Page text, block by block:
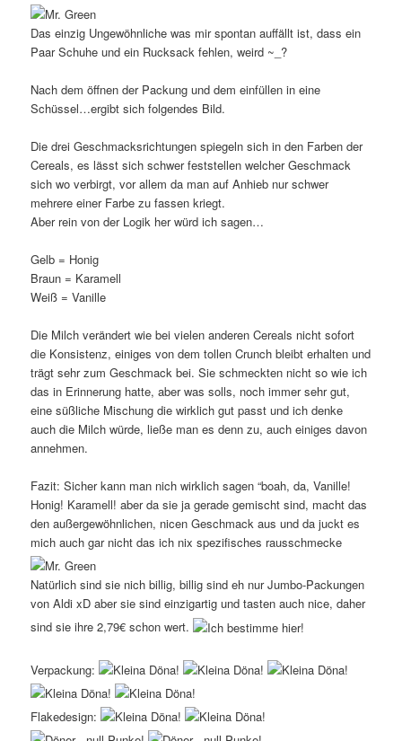
Das einzig Ungewöhnliche was mir spontan auffällt ist, dass ein
Paar Schuhe und ein Rucksack fehlen, weird ~_?
Nach dem öffnen der Packung und dem einfüllen in eine
Schüssel…ergibt sich folgendes Bild.
Die drei Geschmacksrichtungen spiegeln sich in den Farben der
Cereals, es lässt sich schwer feststellen welcher Geschmack
sich wo verbirgt, vor allem da man auf Anhieb nur schwer
mehrere einer Farbe zu fassen kriegt.
Aber rein von der Logik her würd ich sagen…
Gelb = Honig
Braun = Karamell
Weiß = Vanille
Die Milch verändert wie bei vielen anderen Cereals nicht sofort
die Konsistenz, einiges von dem tollen Crunch bleibt erhalten und
trägt sehr zum Geschmack bei. Sie schmeckten nicht so wie ich
das in Erinnerung hatte, aber was solls, noch immer sehr gut,
eine süßliche Mischung die wirklich gut passt und ich denke
auch die Milch würde, ließe man es denn zu, auch einiges davon
annehmen.
Fazit: Sicher kann man nich wirklich sagen “boah, da, Vanille!
Honig! Karamell! aber da sie ja gerade gemischt sind, macht das
den außergewöhnlichen, nicen Geschmack aus und da juckt es
mich auch gar nicht das ich nix spezifisches rausschmecke
Natürlich sind sie nich billig, billig sind eh nur Jumbo-Packungen
von Aldi xD aber sie sind einzigartig und tasten auch nice, daher
sind sie ihre 2,79€ schon wert.
Verpackung:
Flakedesign: